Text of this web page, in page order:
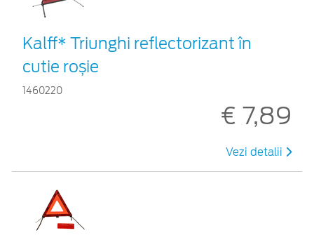
Kalff* Triunghi reflectorizant în
cutie roșie
1460220
€ 7,89
Vezi detalii